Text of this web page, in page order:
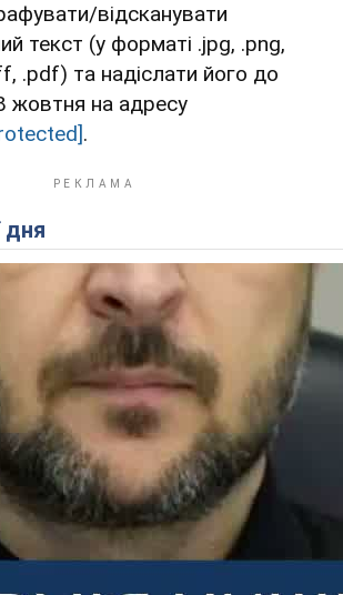
відсканувати
текст (у форматі .jpg, .png,
.pdf) та надіслати його до
жовтня на адресу
.
дня